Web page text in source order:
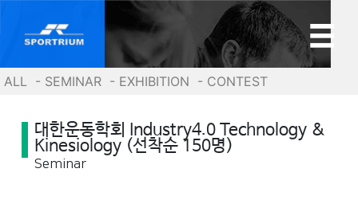
ALL - SEMINAR - EXHIBITION - CONTEST
대한운동학회 Industry4.0 Technology &
Kinesiology (선착순 150명)
Seminar